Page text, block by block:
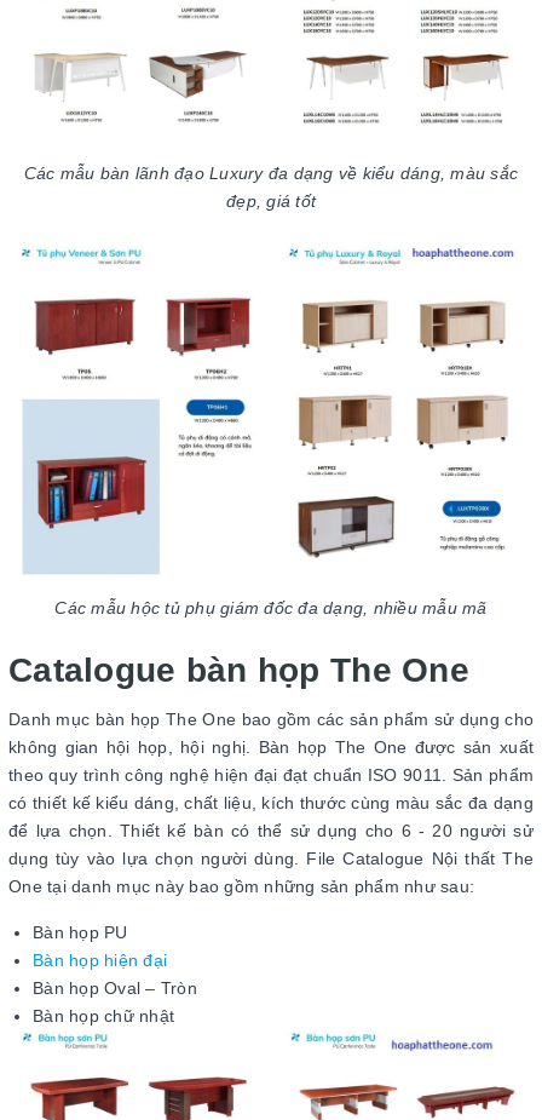
Các mẫu bàn lãnh đạo Luxury đa dạng về kiểu dáng, màu sắc
đẹp, giá tốt
Các mẫu hộc tủ phụ giám đốc đa dạng, nhiều mẫu mã
Catalogue bàn họp The One
Danh mục bàn họp The One bao gồm các sản phẩm sử dụng cho
không gian hội họp, hội nghị. Bàn họp The One được sản xuất
theo quy trình công nghệ hiện đại đạt chuẩn ISO 9011. Sản phẩm
có thiết kế kiểu dáng, chất liệu, kích thước cùng màu sắc đa dạng
để lựa chọn. Thiết kế bàn có thể sử dụng cho 6 - 20 người sử
dụng tùy vào lựa chọn người dùng. File Catalogue Nội thất The
One tại danh mục này bao gồm những sản phẩm như sau:
Bàn họp PU
Bàn họp hiện đại
Bàn họp Oval – Tròn
Bàn họp chữ nhật